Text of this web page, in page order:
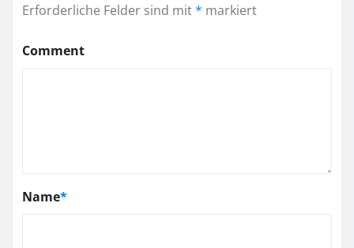
Erforderliche Felder sind mit* markiert
Comment
Name*